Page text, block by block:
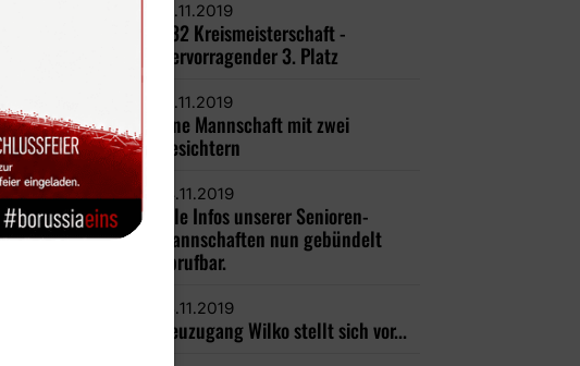
17.11.2019
Ü32 Kreismeisterschaft -
Hervorragender 3. Platz
17.11.2019
Eine Mannschaft mit zwei
Gesichtern
14.11.2019
Alle Infos unserer Senioren-
Mannschaften nun gebündelt
abrufbar.
13.11.2019
Neuzugang Wilko stellt sich vor...